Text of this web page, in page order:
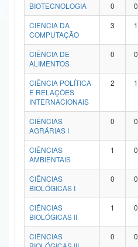
Advocacia-Geral da União
Banco Central do Brasil
BIOTECNOLOGIA
0 0
CIÊNCIA DA
COMPUTAÇÃO
3 1
CIÊNCIA DE
ALIMENTOS
0 0
CIÊNCIA POLÍTICA
E RELAÇÕES
INTERNACIONAIS
2 1
CIÊNCIAS
AGRÁRIAS I
0 0
CIÊNCIAS
AMBIENTAIS
1 0
CIÊNCIAS
BIOLÓGICAS I
0 0
CIÊNCIAS
BIOLÓGICAS II
1 0
CIÊNCIAS
0 0